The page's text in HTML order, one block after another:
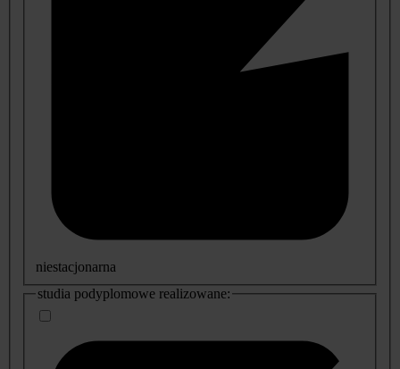
niestacjonarna
studia podyplomowe realizowane: